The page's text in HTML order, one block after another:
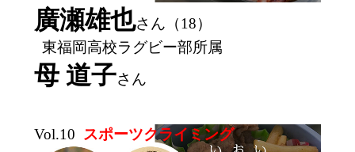
廣瀬雄也さん（18）
東福岡高校ラグビー部所属
母 道子さん
Vol.10 スポーツクライミング